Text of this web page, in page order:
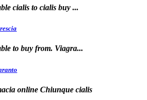
cialis to cialis buy ...
to buy from. Viagra...
online Chiunque cialis